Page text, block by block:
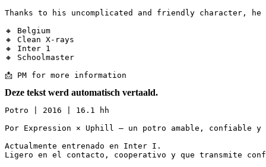
Thanks to his uncomplicated and friendly
🔸 Belgium
🔸 Clean X-rays
🔸 Inter 1
🔸 Schoolmaster
📩 PM for more information
Deze tekst werd automatisch vertaald.
Potro | 2016 | 16.1 hh
Por Expression × Uphill — un potro amable, confiable y
Actualmente entrenado en Inter I.
Ligero en el contacto, cooperativo y que transmite